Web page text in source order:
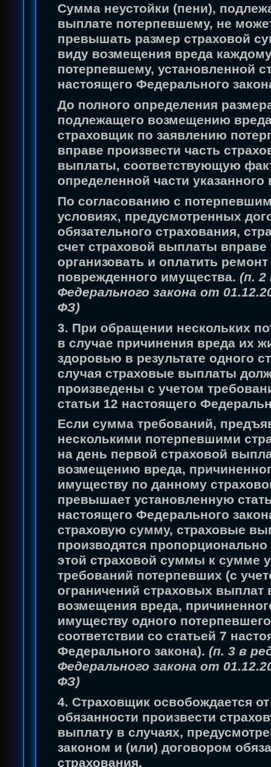
Сумма неустойки (пени),
выплате потерпевшему, не
превышать размер страховой
виду возмещения вреда
потерпевшему, установленной
настоящего Федерального
До полного определения
подлежащего возмещению
страховщик по заявлению
вправе произвести часть
выплаты, соответствующую
определенной части указанного
По согласованию с
условиях, предусмотренных
обязательного страхования,
счет страховой выплаты вправе
организовать и оплатить ремонт
поврежденного имущества. (п. 2
Федерального закона от
ФЗ)
3. При обращении нескольких
в случае причинения вреда их
здоровью в результате одного
случая страховые выплаты
произведены с учетом
статьи 12 настоящего
Если сумма требований,
несколькими потерпевшими
на день первой страховой
возмещению вреда,
имуществу по данному
превышает установленную
настоящего Федерального
страховую сумму, страховые
производятся
этой страховой суммы к сумме
требований потерпевших (с
ограничений страховых выплат
возмещения вреда,
имуществу одного
соответствии со статьей 7
Федерального закона). (п. 3 в
Федерального закона от
ФЗ)
4. Страховщик освобождается от
обязанности произвести
выплату в случаях,
законом и (или) договором
страхования.